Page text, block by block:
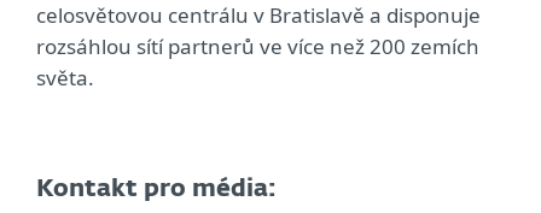
celosvětovou centrálu v Bratislavě a disponuje
rozsáhlou sítí partnerů ve více než 200 zemích
světa.
Kontakt pro média: